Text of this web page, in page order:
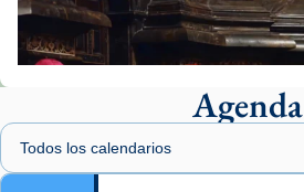
🔗tinyurl.com/cvu5jmbk
📸 J. Merino
Agenda